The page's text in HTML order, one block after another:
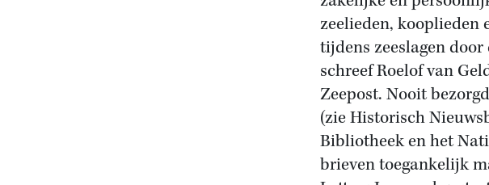
zeelieden, kooplieden
tijdens zeeslagen
schreef Roelof van
Zeepost. Nooit
(zie Historisch
Bibliotheek en het
brieven toegankelijk